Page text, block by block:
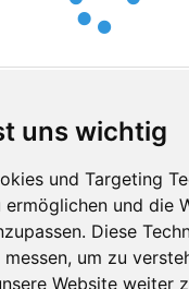
uns wichtig
und Targeting
und die
Diese
um zu
Website weiter
Facebook
Twitter
YouTube